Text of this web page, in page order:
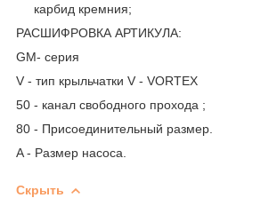
карбид кремния;
РАСШИФРОВКА АРТИКУЛА:
GM- серия
V - тип крыльчатки V - VORTEX
50 - канал свободного прохода ;
80 - Присоединительный размер.
A - Размер насоса.
Скрыть